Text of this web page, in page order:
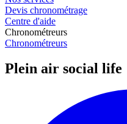
Devis chronométrage
Centre d'aide
Chronométreurs
Chronométreurs
Plein air social life